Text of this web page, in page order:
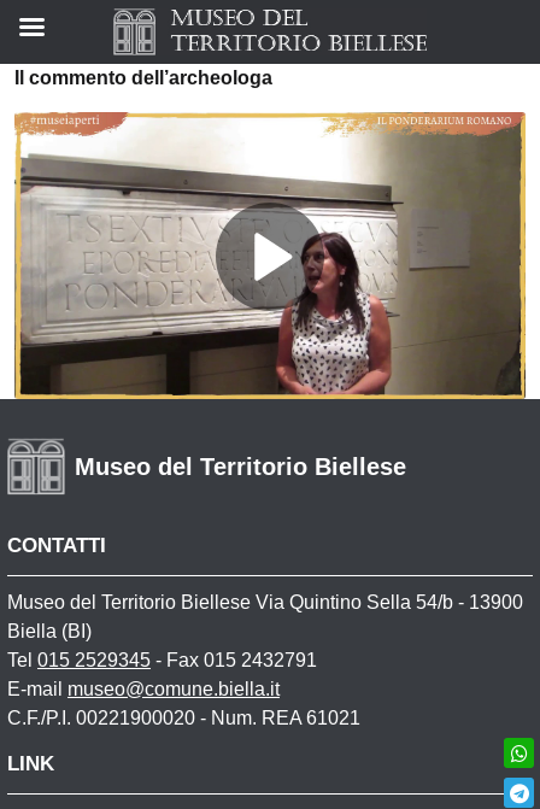
Il commento dell’archeologa
Museo del Territorio Biellese
CONTATTI
Museo del Territorio Biellese Via Quintino Sella 54/b - 13900
Biella (BI)
Tel 015 2529345 - Fax 015 2432791
E-mail museo@comune.biella.it
C.F./P.I. 00221900020 - Num. REA 61021
LINK